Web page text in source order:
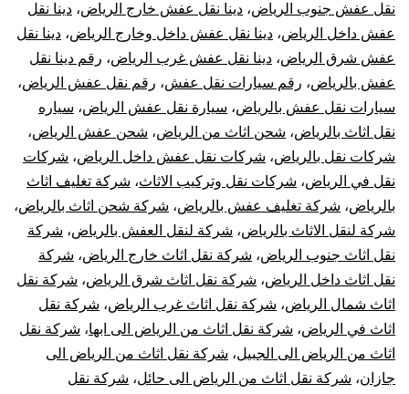
نقل عفش جنوب الرياض، دينا نقل عفش خارج الرياض، دينا نقل
عفش داخل الرياض، دينا نقل عفش داخل وخارج الرياض، دينا نقل
عفش شرق الرياض، دينا نقل عفش غرب الرياض، رقم دينا نقل
عفش بالرياض، رقم سيارات نقل عفش، رقم نقل عفش الرياض،
سيارات نقل عفش بالرياض، سيارة نقل عفش الرياض، سياره
نقل اثاث بالرياض، شحن اثاث من الرياض، شحن عفش الرياض،
شركات نقل بالرياض، شركات نقل عفش داخل الرياض، شركات
نقل في الرياض، شركات نقل وتركيب الاثاث، شركة تغليف اثاث
بالرياض، شركة تغليف عفش بالرياض، شركة شحن اثاث بالرياض،
شركة لنقل الاثاث بالرياض، شركة لنقل العفش بالرياض، شركة
نقل اثاث جنوب الرياض، شركة نقل اثاث خارج الرياض، شركة
نقل اثاث داخل الرياض، شركة نقل اثاث شرق الرياض، شركة نقل
اثاث شمال الرياض، شركة نقل اثاث غرب الرياض، شركة نقل
اثاث في الرياض، شركة نقل اثاث من الرياض الى ابها، شركة نقل
اثاث من الرياض الى الجبيل، شركة نقل اثاث من الرياض الى
جازان، شركة نقل اثاث من الرياض الى حائل، شركة نقل